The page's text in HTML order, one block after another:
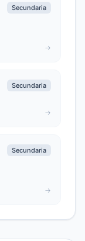
Secundaria
Secundaria
Secundaria